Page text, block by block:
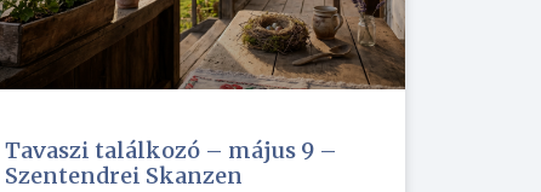
Tavaszi találkozó – május 9 –
Szentendrei Skanzen